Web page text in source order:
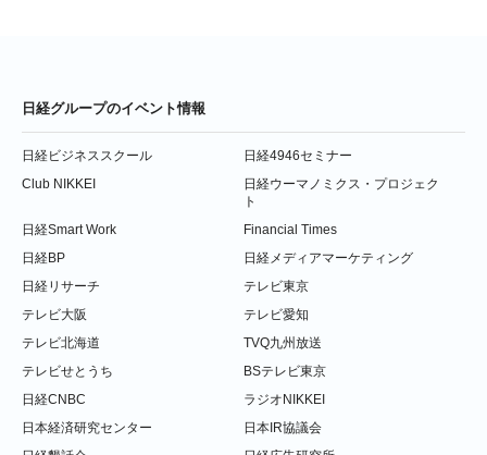
日経グループのイベント情報
日経ビジネススクール
日経4946セミナー
Club NIKKEI
日経ウーマノミクス・プロジェク
ト
日経Smart Work
Financial Times
日経BP
日経メディアマーケティング
日経リサーチ
テレビ東京
テレビ大阪
テレビ愛知
テレビ北海道
TVQ九州放送
テレビせとうち
BSテレビ東京
日経CNBC
ラジオNIKKEI
日本経済研究センター
日本IR協議会